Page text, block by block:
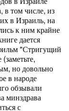
в том числе, из
в Израиль, на
к ним крайне
дается
"Стригущий
но довольно
в народе
обзывали
минздрава
с